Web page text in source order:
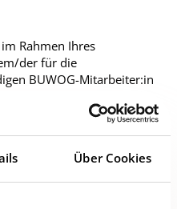
Über Cookies
Rahmen Ihres
der für die
BUWOG-Mitarbeiter:in
Heizanlagen
Undichte Ventile
Weiters ist darauf zu